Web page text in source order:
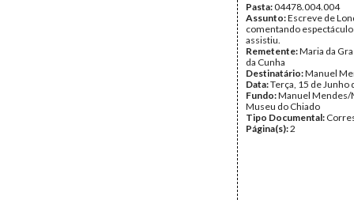
Pasta:04478.004.004
Assunto:Escreve de
comentando
assistiu.
Remetente:Maria da
da Cunha
Destinatário:Manuel
Data:Terça, 15 de Junho
Fundo:Manuel Mendes/
Museu do Chiado
Tipo Documental:
Página(s):2